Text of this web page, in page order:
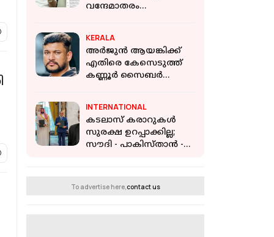
വന്ദേമാതരം
ഉത്തരവിറക്കി
സംസ്ഥാന സർക്കാർ
KERALA
അര്‍ജുന്‍ ആയങ്കിക്ക്
എതിരെ കേസെടുത്ത്
കണ്ണൂര്‍ സൈബര്‍
INTERNATIONAL
കടലാസ് കരാറുകൾ
സുരക്ഷ ഉറപ്പാക്കില്ല;
സൗദി - പാകിസ്താൻ -
To advertise here,contact us